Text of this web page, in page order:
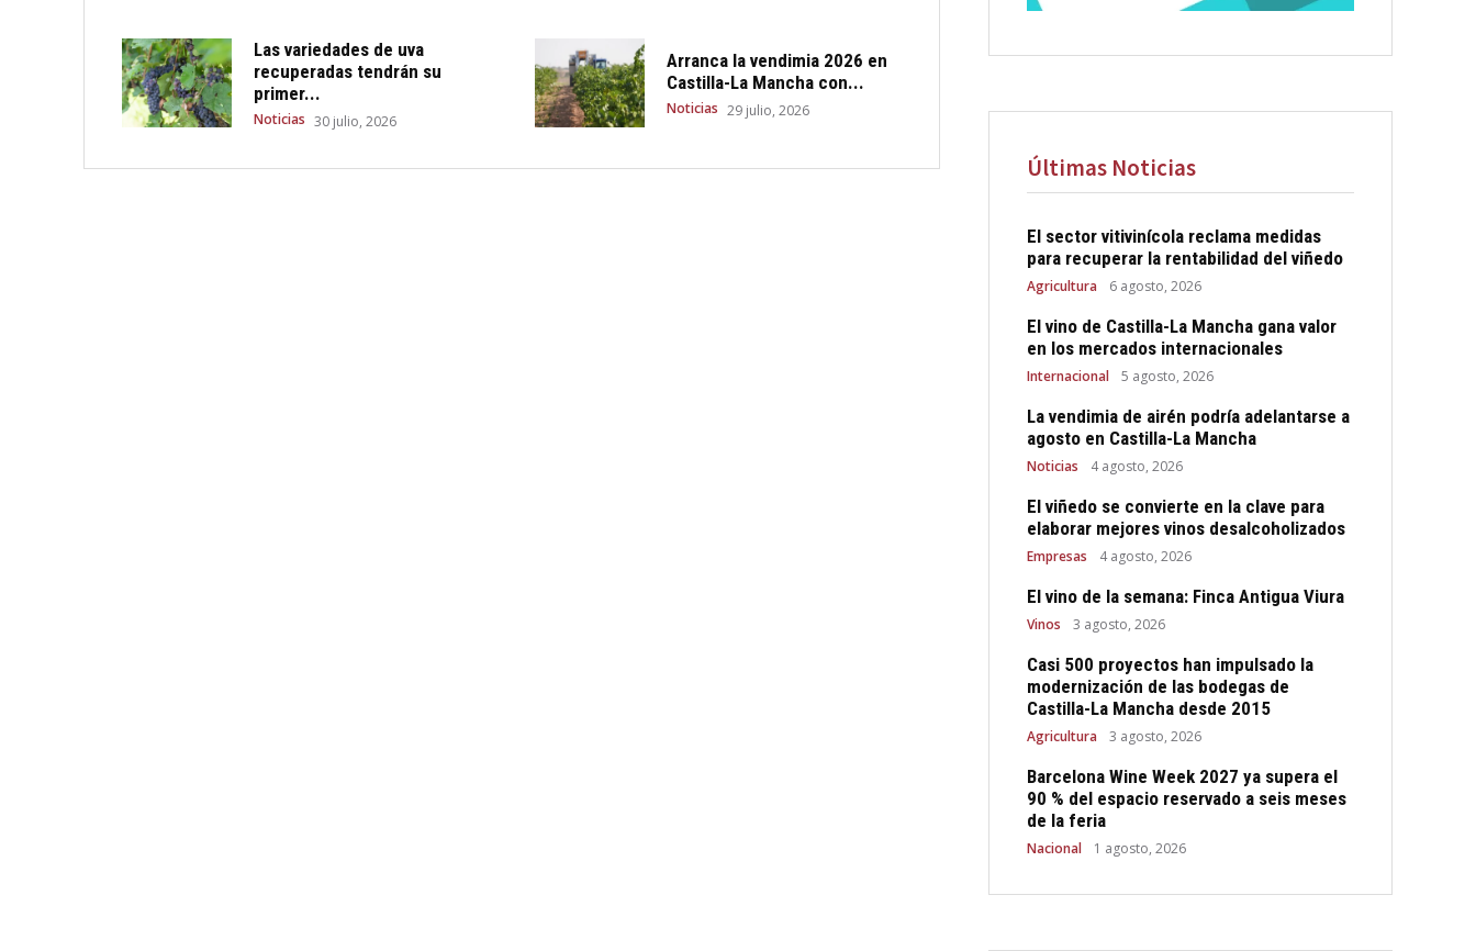
Las variedades de uva
recuperadas tendrán su
primer...
Noticias 30 julio, 2026
Arranca la vendimia 2026 en
Castilla-La Mancha con...
Noticias 29 julio, 2026
Últimas Noticias
El sector vitivinícola reclama medidas
para recuperar la rentabilidad del viñedo
Agricultura 6 agosto, 2026
El vino de Castilla-La Mancha gana valor
en los mercados internacionales
Internacional 5 agosto, 2026
La vendimia de airén podría adelantarse a
agosto en Castilla-La Mancha
Noticias 4 agosto, 2026
El viñedo se convierte en la clave para
elaborar mejores vinos desalcoholizados
Empresas 4 agosto, 2026
El vino de la semana: Finca Antigua Viura
Vinos 3 agosto, 2026
Casi 500 proyectos han impulsado la
modernización de las bodegas de
Castilla-La Mancha desde 2015
Agricultura 3 agosto, 2026
Barcelona Wine Week 2027 ya supera el
90 % del espacio reservado a seis meses
de la feria
Nacional 1 agosto, 2026